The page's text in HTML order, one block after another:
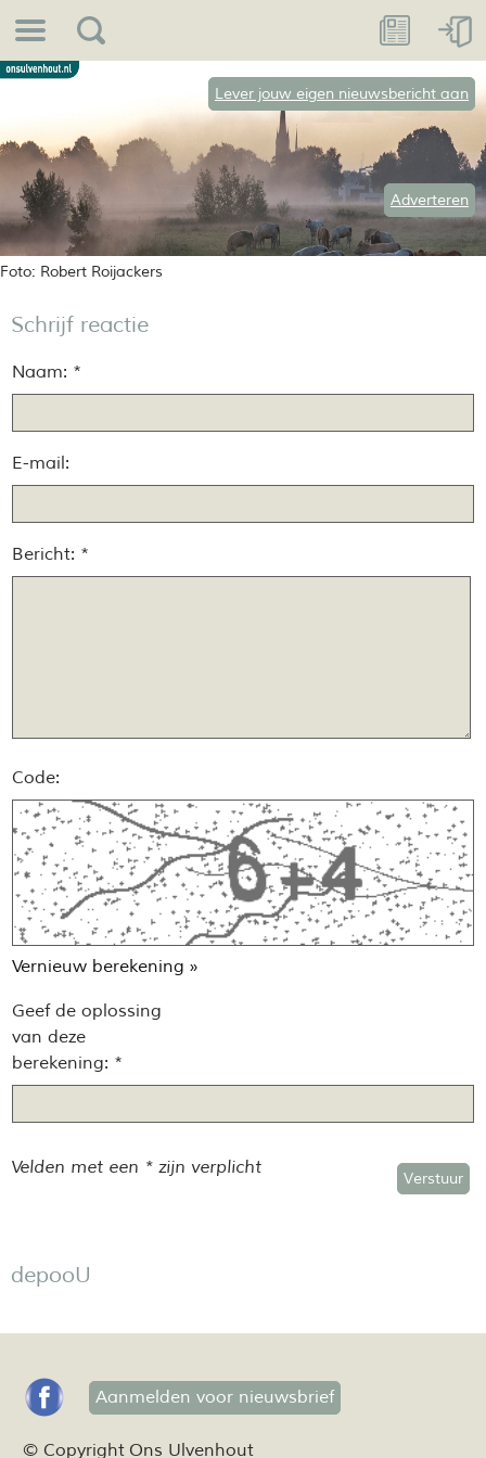
Foto: Robert Roijackers
Lever jouw eigen nieuwsbericht aan
Adverteren
Schrijf reactie
Naam: *
E-mail:
Bericht: *
Code:
Vernieuw berekening »
Geef de oplossing
van deze
berekening: *
Verstuur
Velden met een * zijn verplicht
depooU
Aanmelden voor nieuwsbrief
© Copyright Ons Ulvenhout